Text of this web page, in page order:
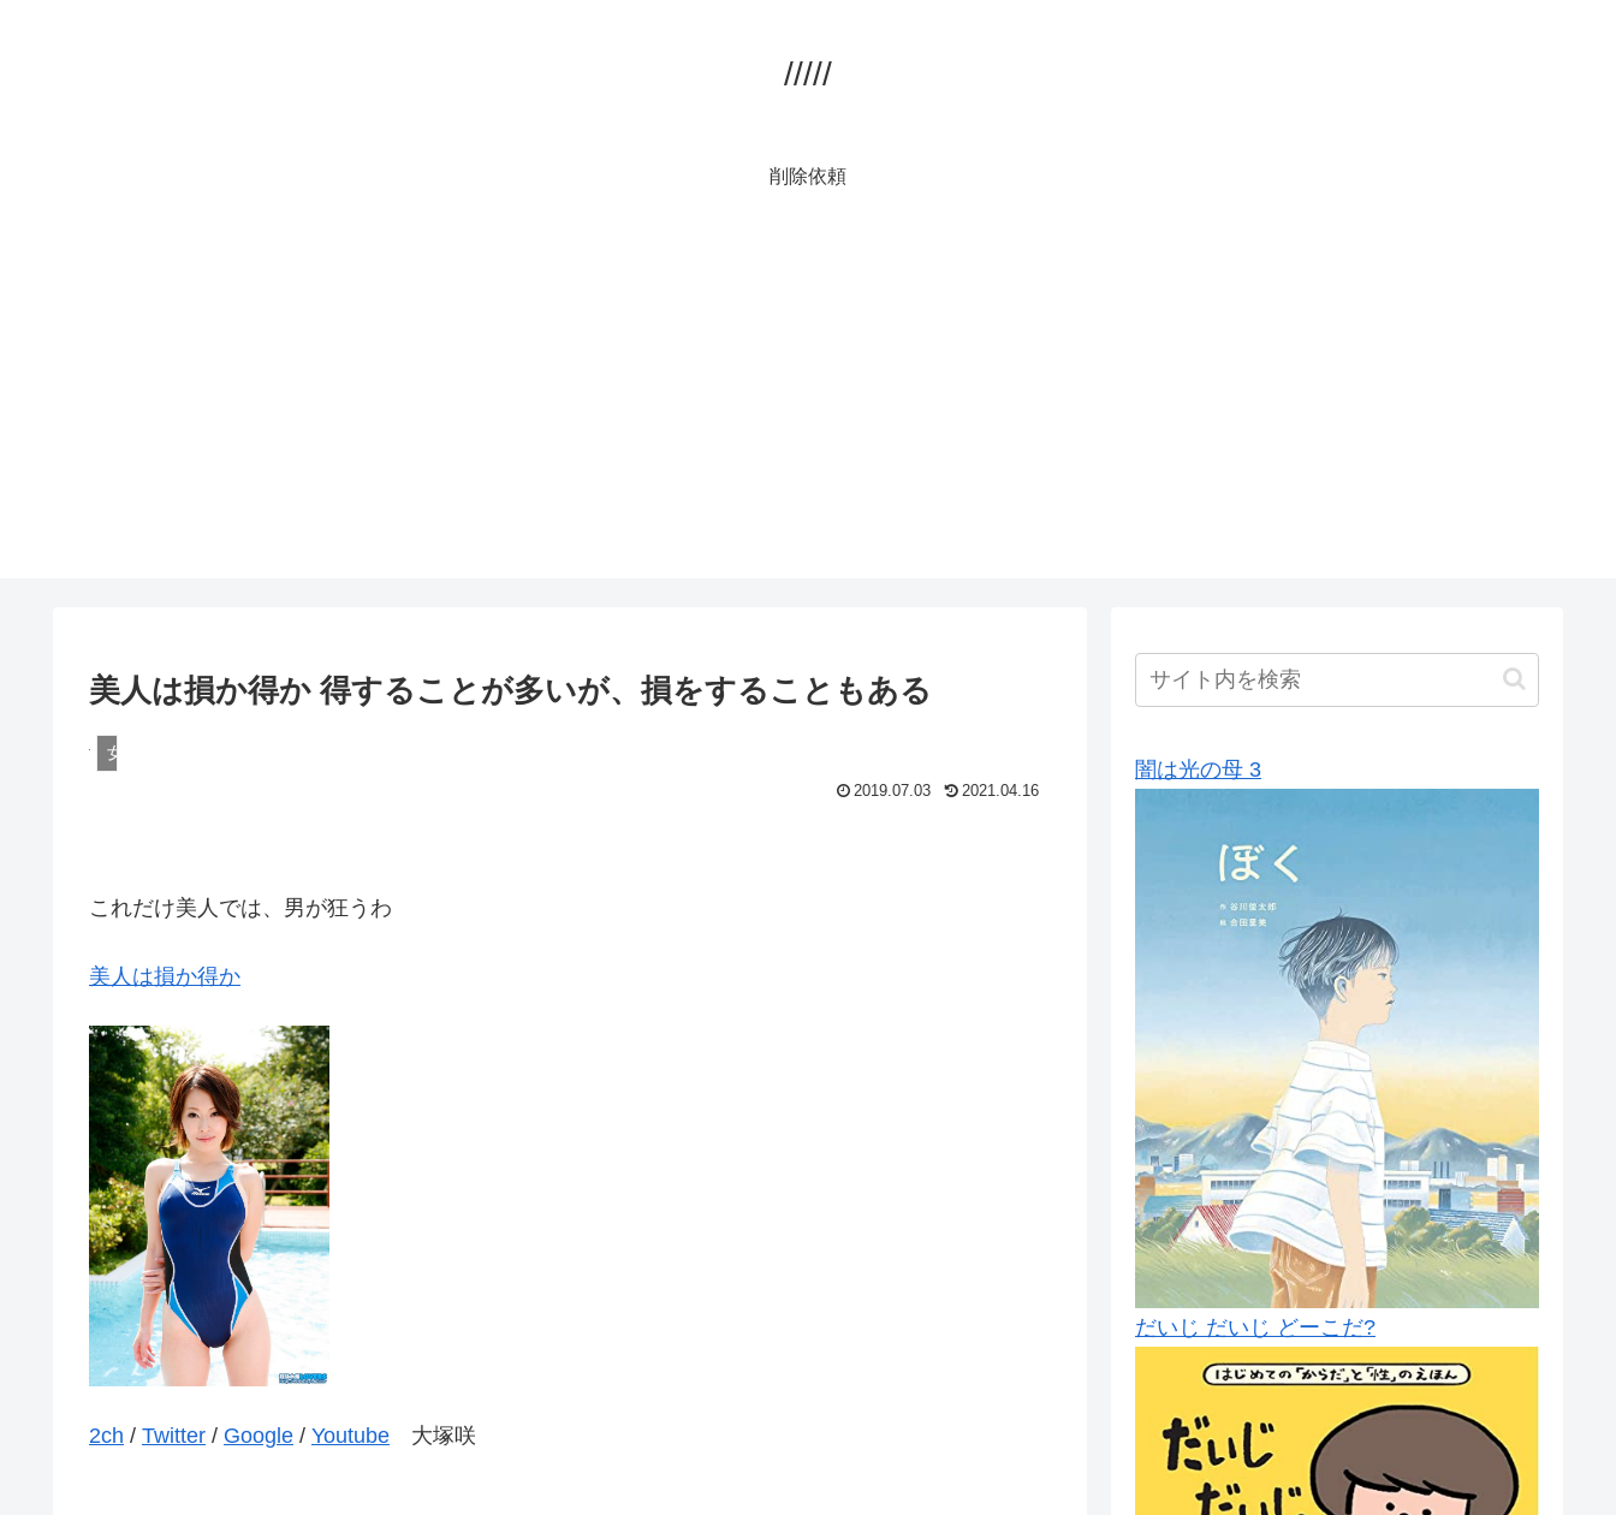
/////
削除依頼
美人は損か得か 得することが多いが、損をすることもある
女性
2019.07.03 2021.04.16
これだけ美人では、男が狂うわ
美人は損か得か
2ch / Twitter / Google / Youtube 大塚咲
闇は光の母 3
だいじ だいじ どーこだ?